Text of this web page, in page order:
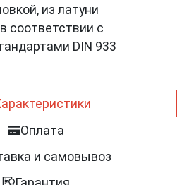
из латуни
соответствии с
DIN 933
Оплата
и самовывоз